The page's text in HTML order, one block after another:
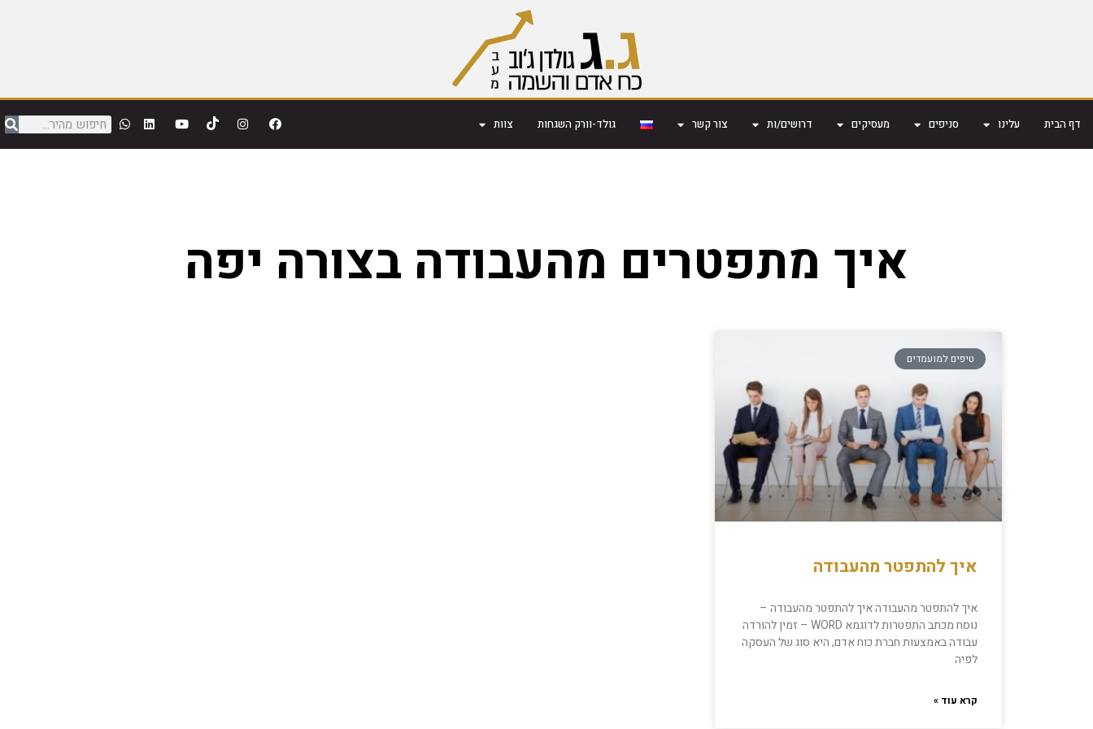
דף הבית עלינו סניפים מעסיקים דרושים/ות צור קשר גולד-וורק השגחות צוות
איך מתפטרים מהעבודה בצורה יפה
טיפים למועמדים
איך להתפטר מהעבודה
איך להתפטר מהעבודה איך להתפטר מהעבודה –
נוסח מכתב התפטרות לדוגמא WORD – זמין להורדה
עבודה באמצעות חברת כוח אדם, היא סוג של העסקה
לפיה
קרא עוד »